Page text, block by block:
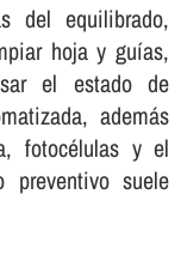
del equilibrado,
hoja y guías,
el estado de
además
fotocélulas y el
preventivo suele